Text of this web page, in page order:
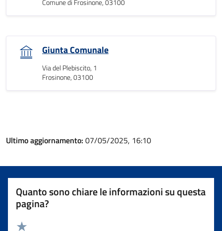
Comune di Frosinone, 03100
Giunta Comunale
Via del Plebiscito, 1
Frosinone, 03100
Ultimo aggiornamento: 07/05/2025, 16:10
Quanto sono chiare le informazioni su questa
pagina?